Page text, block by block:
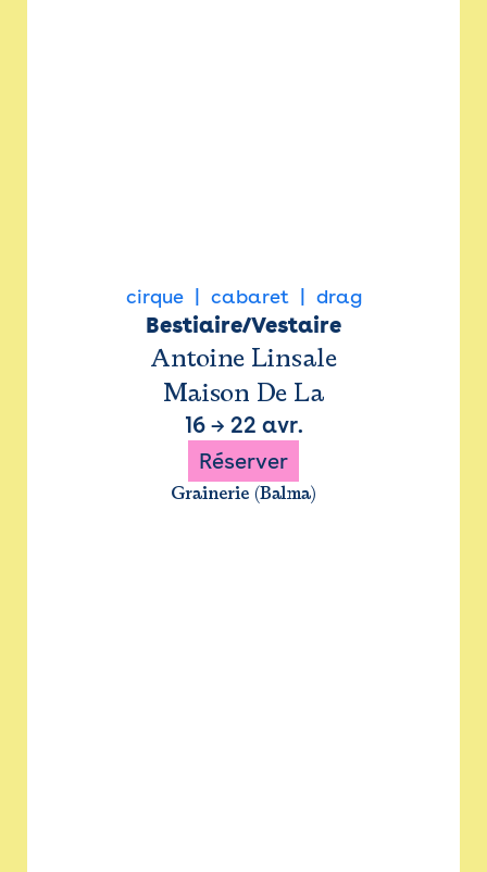
cirque cabaret drag
Bestiaire/Vestaire
Antoine Linsale
Maison De La
16→ 22 avr.
Réserver
Grainerie (Balma)